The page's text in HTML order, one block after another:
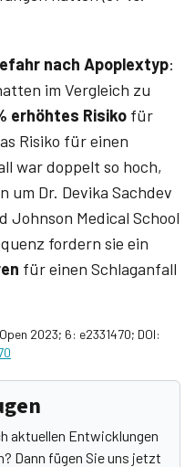
nach Apoplextyp:
im Vergleich zu
­erhöhtes Risiko für
Risiko für einen
war doppelt so hoch,
um Dr. Devika Sachdev
Johnson Medical School
fordern sie ein
für einen Schlaganfall
2023; 6: e2331470; DOI:
aktuellen Entwicklungen
Dann fügen Sie uns jetzt